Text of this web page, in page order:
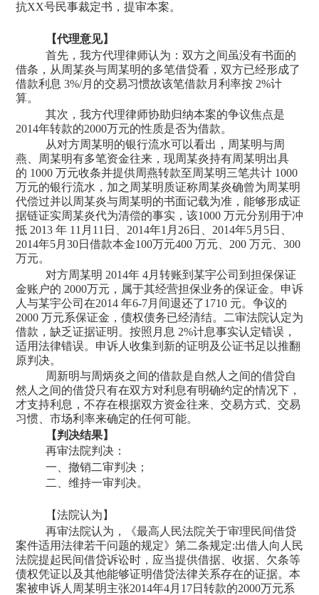
抗XX号民事裁定书，提审本案。
【代理意见】
首先，我方代理律师认为：双方之间虽没有书面的
借条，从周某炎与周某明的多笔借贷看，双方已经形成了
借款利息 3%/月的交易习惯故该笔借款月利率按 2%计
算。
其次，我方代理律师协助归纳本案的争议焦点是
2014年转款的2000万元的性质是否为借款。
从对方周某明的银行流水可以看出，周某明与周
燕、周某明有多笔资金往来，现周某炎持有周某明出具
的 1000 万元收条并提供周燕转款至周某明三笔共计 1000
万元的银行流水，加之周某明质证称周某炎确曾为周某明
代偿过并以周某炎与周某明的书面记载为准，能够形成证
据链证实周某炎代为清偿的事实，该1000 万元分别用于冲
抵 2013 年 11月11日、2014年1月26日、2014年5月5日、
2014年5月30日借款本金100万元400 万元、200 万元、300
万元。
对方周某明 2014年 4月转账到某宇公司到担保保证
金账户的 2000万元，属于其经营担保业务的保证金。申诉
人与某宇公司在2014 年6-7月间退还了1710 元。争议的
2000 万元系保证金，债权债务已经清结。二审法院认定为
借款，缺乏证据证明。按照月息 2%计息事实认定错误，
适用法律错误。申诉人收集到新的证明及公证书足以推翻
原判决。
周新明与周炳炎之间的借款是自然人之间的借贷自
然人之间的借贷只有在双方对利息有明确约定的情况下，
才支持利息，不存在根据双方资金往来、交易方式、交易
习惯、市场利率来确定的任何可能。
【判决结果】
再审法院判决：
一、撤销二审判决；
二、维持一审判决。
【法院认为】
再审法院认为，《最高人民法院关于审理民间借贷
案件适用法律若干问题的规定》第二条规定:出借人向人民
法院提起民间借贷诉讼时，应当提供借据、收据、欠条等
债权凭证以及其他能够证明借贷法律关系存在的证据。本
案被申诉人周某明主张2014年4月17日转款的2000万元系